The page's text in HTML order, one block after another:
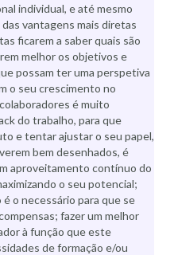
individual, e até mesmo
vantagens mais diretas
ficarem a saber quais são
melhor os objetivos e
possam ter uma perspetiva
o seu crescimento no
é muito
do trabalho, para que
e tentar ajustar o seu papel,
bem desenhados, é
aproveitamento contínuo do
o seu potencial;
o necessário para que se
fazer um melhor
à função que este
de formação e/ou